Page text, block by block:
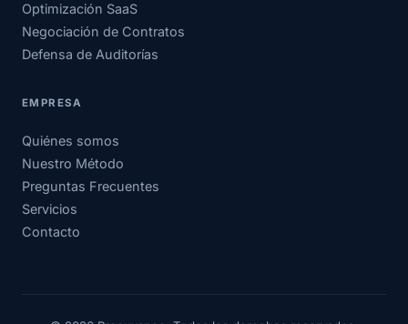
Optimización SaaS
Negociación de Contratos
Defensa de Auditorías
EMPRESA
Quiénes somos
Nuestro Método
Preguntas Frecuentes
Servicios
Contacto